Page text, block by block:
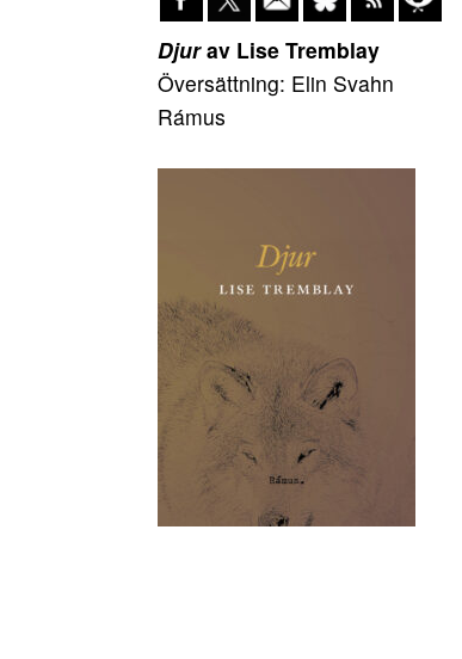
Djurav Lise Tremblay
Översättning: Elin Svahn
Rámus